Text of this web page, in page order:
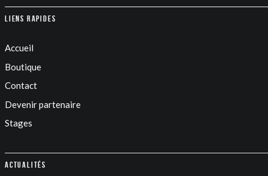
Liens rapides
Accueil
Boutique
Contact
Devenir partenaire
Stages
Actualités